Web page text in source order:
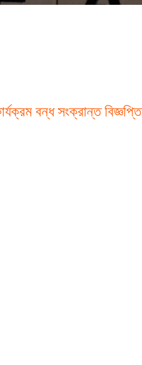
বন্ধ সংক্রান্ত বিজ্ঞপ্তি